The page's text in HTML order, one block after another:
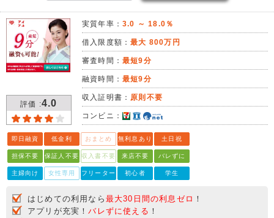
評価 :4.0
実質年率： 3.0 ～ 18.0％
借入限度額：最大 800万円
審査時間： 最短9分
融資時間： 最短9分
収入証明書： 原則不要
コンビニ：
即日融資 低金利 おまとめ 無利息あり 土日祝
担保不要 保証人不要 収入書不要 来店不要 バレずに
主婦向け 女性専用 フリーター 初心者 学生
はじめての利用なら 最大30日間の利息ゼロ ！
アプリが充実！バレずに使える ！